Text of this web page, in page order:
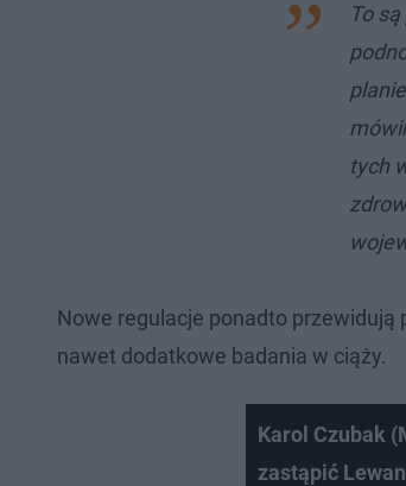
To
tych
Nowe regulacje ponadto przewidują
nawet dodatkowe badania w ciąży.
Karol Czubak
zastąpić